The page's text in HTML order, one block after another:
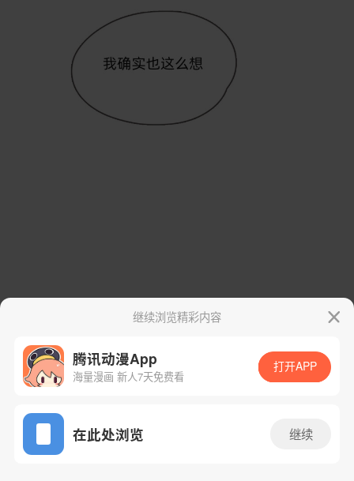
App免费看
继续浏览精彩内容
腾讯动漫App
海量漫画 新人7天免费看
打开APP
在此处浏览 继续